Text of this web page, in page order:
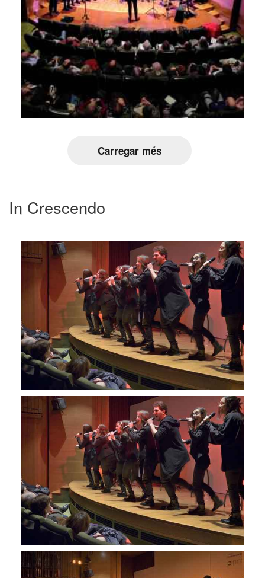
Carregar més
In Crescendo